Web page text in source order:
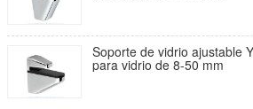
Soporte de vidrio ajustable
para vidrio de 8-50 mm